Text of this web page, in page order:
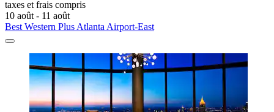
taxes et frais compris
10 août - 11 août
Best Western Plus Atlanta Airport-East